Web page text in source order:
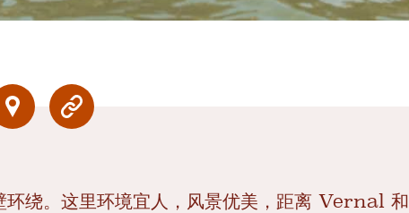
绕。这里环境宜人，风景优美，距离 Vernal 和